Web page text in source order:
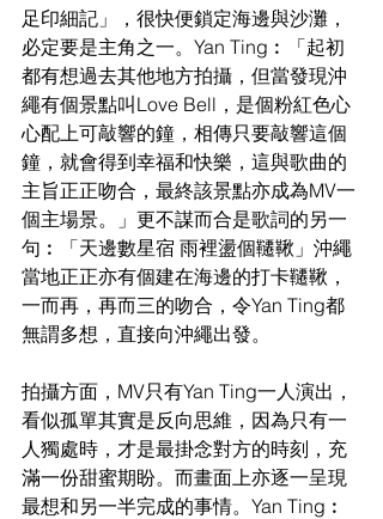
足印細記」，很快便鎖定海邊與沙灘，
必定要是主角之一。Yan Ting︰「起初
都有想過去其他地方拍攝，但當發現沖
繩有個景點叫Love Bell，是個粉紅色心
心配上可敲響的鐘，相傳只要敲響這個
鐘，就會得到幸福和快樂，這與歌曲的
主旨正正吻合，最終該景點亦成為MV一
個主場景。」更不謀而合是歌詞的另一
句︰「天邊數星宿 雨裡盪個韆鞦」沖繩
當地正正亦有個建在海邊的打卡韆鞦，
一而再，再而三的吻合，令Yan Ting都
無謂多想，直接向沖繩出發。
拍攝方面，MV只有Yan Ting一人演出，
看似孤單其實是反向思維，因為只有一
人獨處時，才是最掛念對方的時刻，充
滿一份甜蜜期盼。而畫面上亦逐一呈現
最想和另一半完成的事情。Yan Ting︰